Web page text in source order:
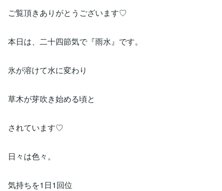
ご覧頂きありがとうございます♡
本日は、二十四節気で『雨水』です。
氷が溶けて水に変わり
草木が芽吹き始める頃と
されています♡
日々は色々。
気持ちを1日1回位